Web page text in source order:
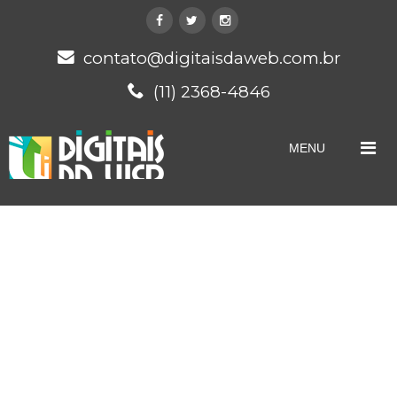
contato@digitaisdaweb.com.br
(11) 2368-4846
MENU